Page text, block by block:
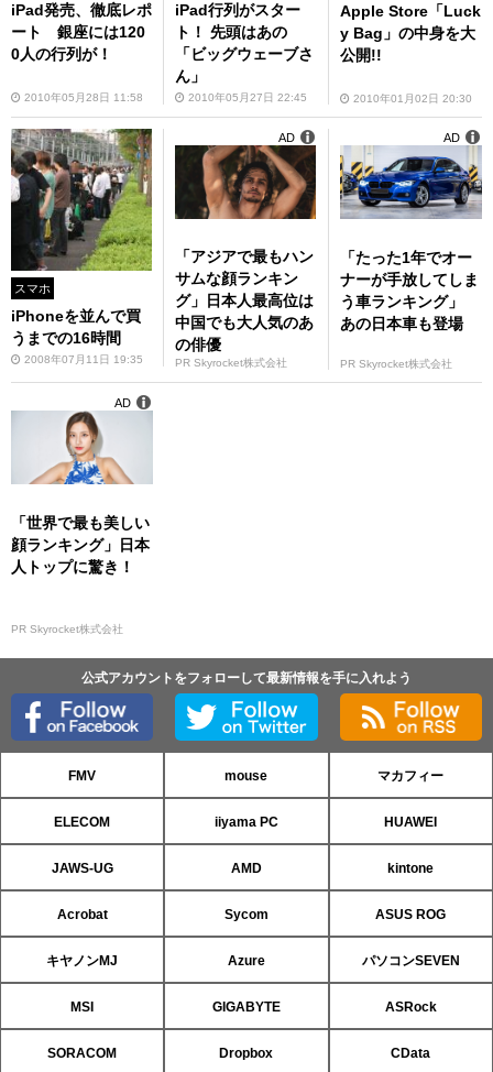
iPad発売、徹底レポ
ート 銀座には120
0人の行列が！
2010年05月28日 11:58
iPad行列がスター
ト！ 先頭はあの
「ビッグウェーブさ
ん」
2010年05月27日 22:45
Apple Store「Luck
y Bag」の中身を大
公開!!
2010年01月02日 20:30
スマホ
iPhoneを並んで買
うまでの16時間
2008年07月11日 19:35
「アジアで最もハン
サムな顔ランキン
グ」日本人最高位は
中国でも大人気のあ
の俳優
PR Skyrocket株式会社
AD
「たった1年でオー
ナーが手放してしま
う車ランキング」
あの日本車も登場
PR Skyrocket株式会社
AD
「世界で最も美しい
顔ランキング」日本
人トップに驚き！
PR Skyrocket株式会社
AD
公式アカウントをフォローして最新情報を手に入れよう
FMV mouse マカフィー
ELECOM iiyama PC HUAWEI
JAWS-UG AMD kintone
Acrobat Sycom ASUS ROG
キヤノンMJ Azure パソコンSEVEN
MSI GIGABYTE ASRock
SORACOM Dropbox CData